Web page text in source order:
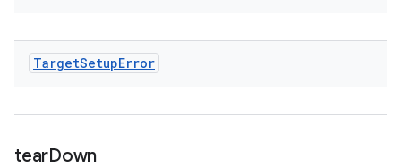
TargetSetupError
tearDown